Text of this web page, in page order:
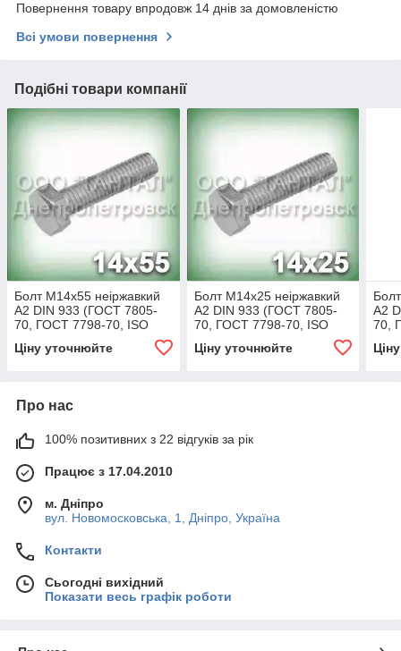
Повернення товару впродовж 14 днів за домовленістю
Всі умови повернення
Подібні товари компанії
Болт М14х55 неіржавкий
А2 DIN 933 (ГОСТ 7805-
70, ГОСТ 7798-70, ISO
Ціну уточнюйте
Болт М14х25 неіржавкий
А2 DIN 933 (ГОСТ 7805-
70, ГОСТ 7798-70, ISO
Ціну уточнюйте
А2
70,
Про нас
100% позитивних з 22 відгуків за рік
Працює з 17.04.2010
м. Дніпро
вул. Новомосковська, 1, Дніпро, Україна
Контакти
Сьогодні вихідний
Показати весь графік роботи